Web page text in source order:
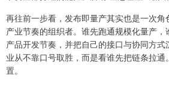
再往前一步看，发布即量产其实也是一次
产业节奏的组织者。谁先跑通规模化量产
产品开发节奏，并把自己的接口与协同方
业从不靠口号取胜，而是看谁先把链条拉
置。